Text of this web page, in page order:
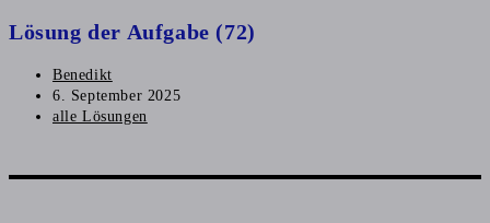
Lösung der Aufgabe (72)
Benedikt
6. September 2025
alle Lösungen